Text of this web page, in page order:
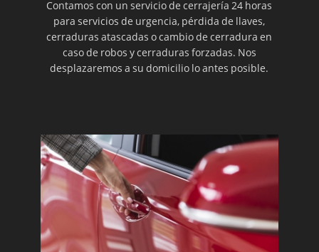
CONSIGA EVITAR LOS ROBOS EN VACACIONES ·
(28-10-2019)
CERRAJERO 24 HORAS · (28-10-2019)
MONTAJE DE ACCESORIOS PARA VÍAS DE ESCAPE ·
(28-10-2019)
Contamos con un servicio de cerrajería 24 horas
para servicios de urgencia, pérdida de llaves,
cerraduras atascadas o cambio de cerradura en
caso de robos y cerraduras forzadas. Nos
desplazaremos a su domicilio lo antes posible.